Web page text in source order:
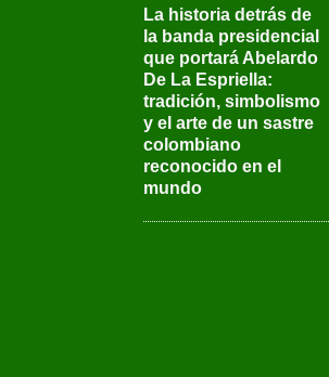
La historia detrás de
la banda presidencial
que portará Abelardo
De La Espriella:
tradición, simbolismo
y el arte de un sastre
colombiano
reconocido en el
mundo